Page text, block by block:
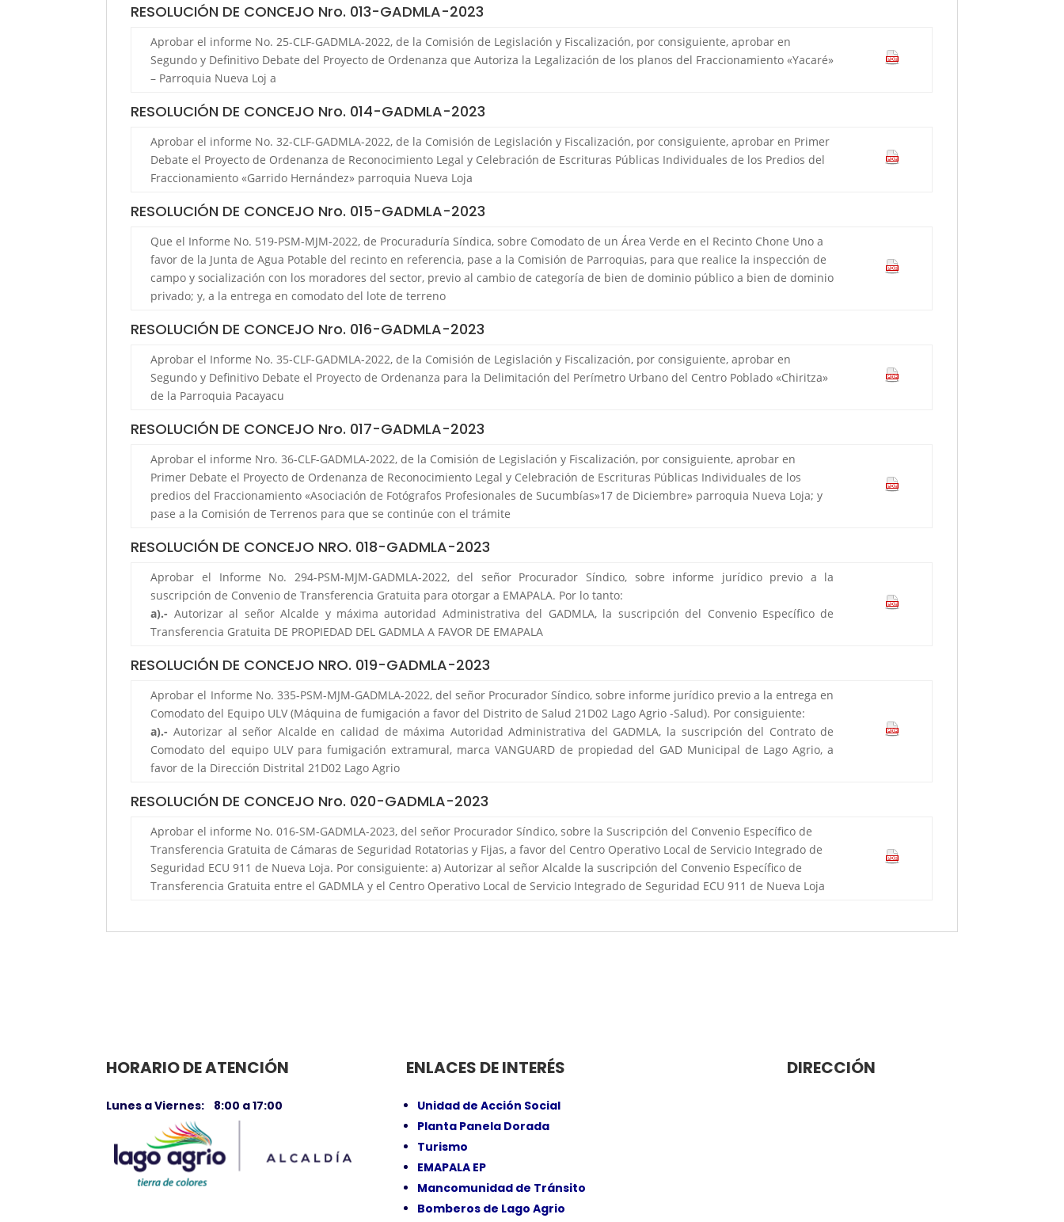
RESOLUCIÓN DE CONCEJO Nro. 013-GADMLA-2023
Aprobar el informe No. 25-CLF-GADMLA-2022, de la Comisión de Legislación y Fiscalización, por consiguiente, aprobar en
Segundo y Definitivo Debate del Proyecto de Ordenanza que Autoriza la Legalización de los planos del Fraccionamiento «Yacaré»
– Parroquia Nueva Loj a
RESOLUCIÓN DE CONCEJO Nro. 014-GADMLA-2023
Aprobar el informe No. 32-CLF-GADMLA-2022, de la Comisión de Legislación y Fiscalización, por consiguiente, aprobar en Primer
Debate el Proyecto de Ordenanza de Reconocimiento Legal y Celebración de Escrituras Públicas Individuales de los Predios del
Fraccionamiento «Garrido Hernández» parroquia Nueva Loja
RESOLUCIÓN DE CONCEJO Nro. 015-GADMLA-2023
Que el Informe No. 519-PSM-MJM-2022, de Procuraduría Síndica, sobre Comodato de un Área Verde en el Recinto Chone Uno a
favor de la Junta de Agua Potable del recinto en referencia, pase a la Comisión de Parroquias, para que realice la inspección de
campo y socialización con los moradores del sector, previo al cambio de categoría de bien de dominio público a bien de dominio
privado; y, a la entrega en comodato del lote de terreno
RESOLUCIÓN DE CONCEJO Nro. 016-GADMLA-2023
Aprobar el Informe No. 35-CLF-GADMLA-2022, de la Comisión de Legislación y Fiscalización, por consiguiente, aprobar en
Segundo y Definitivo Debate el Proyecto de Ordenanza para la Delimitación del Perímetro Urbano del Centro Poblado «Chiritza»
de la Parroquia Pacayacu
RESOLUCIÓN DE CONCEJO Nro. 017-GADMLA-2023
Aprobar el informe Nro. 36-CLF-GADMLA-2022, de la Comisión de Legislación y Fiscalización, por consiguiente, aprobar en
Primer Debate el Proyecto de Ordenanza de Reconocimiento Legal y Celebración de Escrituras Públicas Individuales de los
predios del Fraccionamiento «Asociación de Fotógrafos Profesionales de Sucumbías»17 de Diciembre» parroquia Nueva Loja; y
pase a la Comisión de Terrenos para que se continúe con el trámite
RESOLUCIÓN DE CONCEJO NRO. 018-GADMLA-2023
Aprobar el Informe No. 294-PSM-MJM-GADMLA-2022, del señor Procurador Síndico, sobre informe jurídico previo a la
suscripción de Convenio de Transferencia Gratuita para otorgar a EMAPALA. Por lo tanto:
a).- Autorizar al señor Alcalde y máxima autoridad Administrativa del GADMLA, la suscripción del Convenio Específico de
Transferencia Gratuita DE PROPIEDAD DEL GADMLA A FAVOR DE EMAPALA
RESOLUCIÓN DE CONCEJO NRO. 019-GADMLA-2023
Aprobar el Informe No. 335-PSM-MJM-GADMLA-2022, del señor Procurador Síndico, sobre informe jurídico previo a la entrega en
Comodato del Equipo ULV (Máquina de fumigación a favor del Distrito de Salud 21D02 Lago Agrio -Salud). Por consiguiente:
a).- Autorizar al señor Alcalde en calidad de máxima Autoridad Administrativa del GADMLA, la suscripción del Contrato de
Comodato del equipo ULV para fumigación extramural, marca VANGUARD de propiedad del GAD Municipal de Lago Agrio, a
favor de la Dirección Distrital 21D02 Lago Agrio
RESOLUCIÓN DE CONCEJO Nro. 020-GADMLA-2023
Aprobar el informe No. 016-SM-GADMLA-2023, del señor Procurador Síndico, sobre la Suscripción del Convenio Específico de
Transferencia Gratuita de Cámaras de Seguridad Rotatorias y Fijas, a favor del Centro Operativo Local de Servicio Integrado de
Seguridad ECU 911 de Nueva Loja. Por consiguiente: a) Autorizar al señor Alcalde la suscripción del Convenio Específico de
Transferencia Gratuita entre el GADMLA y el Centro Operativo Local de Servicio Integrado de Seguridad ECU 911 de Nueva Loja
HORARIO DE ATENCIÓN
Lunes a Viernes: 8:00 a 17:00
ENLACES DE INTERÉS
Unidad de Acción Social
Planta Panela Dorada
Turismo
EMAPALA EP
Mancomunidad de Tránsito
Bomberos de Lago Agrio
DIRECCIÓN